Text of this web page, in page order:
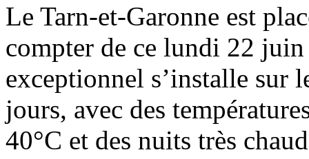
Le Tarn-et-Garonne est
compter de ce lundi 22
exceptionnel s’installe sur
jours, avec des
40°C et des nuits très